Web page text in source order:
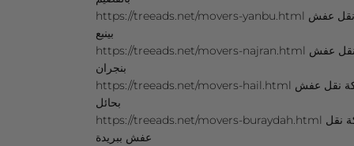
https://treeads.net/movers-yanbu.html شركة نقل عفش
بينبع
https://treeads.net/movers-najran.html شركة نقل عفش
بنجران
https://treeads.net/movers-hail.html شركة نقل عفش
بحائل
https://treeads.net/movers-buraydah.html شركة نقل
عفش ببريدة